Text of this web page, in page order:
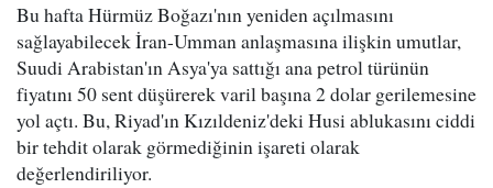
Bu hafta Hürmüz Boğazı'nın yeniden açılmasını
sağlayabilecek İran-Umman anlaşmasına ilişkin umutlar,
Suudi Arabistan'ın Asya'ya sattığı ana petrol türünün
fiyatını 50 sent düşürerek varil başına 2 dolar gerilemesine
yol açtı. Bu, Riyad'ın Kızıldeniz'deki Husi ablukasını ciddi
bir tehdit olarak görmediğinin işareti olarak
değerlendiriliyor.